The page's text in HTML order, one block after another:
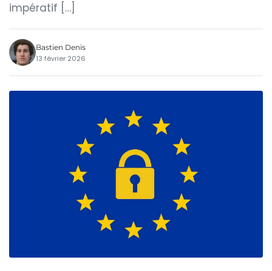
impératif […]
Bastien Denis
13 février 2026